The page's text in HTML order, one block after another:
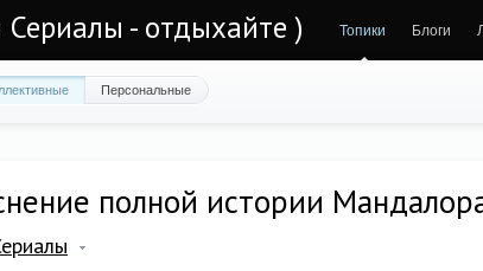
- отдыхайте ) Топики Блоги
Персональные
полной истории